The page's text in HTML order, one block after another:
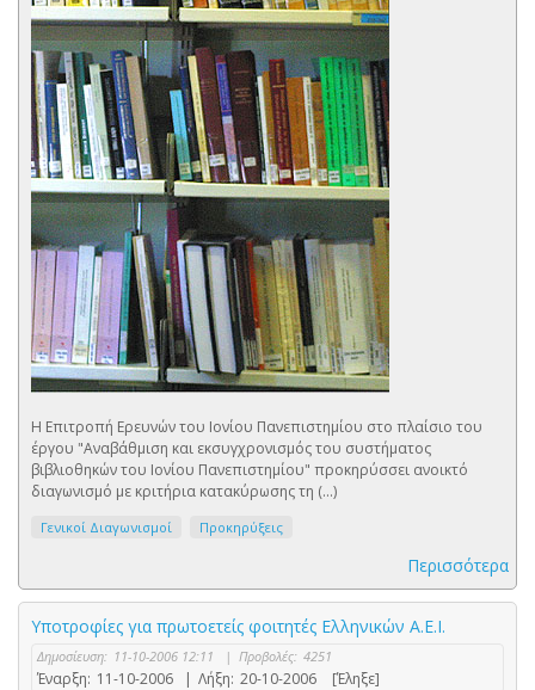
Η Επιτροπή Ερευνών του Ιονίου Πανεπιστημίου στο πλαίσιο του
έργου "Αναβάθμιση και εκσυγχρονισμός του συστήματος
βιβλιοθηκών του Ιονίου Πανεπιστημίου" προκηρύσσει ανοικτό
διαγωνισμό με κριτήρια κατακύρωσης τη (...)
Γενικοί Διαγωνισμοί Προκηρύξεις
Περισσότερα
Υποτροφίες για πρωτοετείς φοιτητές Ελληνικών Α.Ε.Ι.
Δημοσίευση: 11-10-2006 12:11 | Προβολές: 4251
Έναρξη: 11-10-2006 | Λήξη: 20-10-2006 [Έληξε]